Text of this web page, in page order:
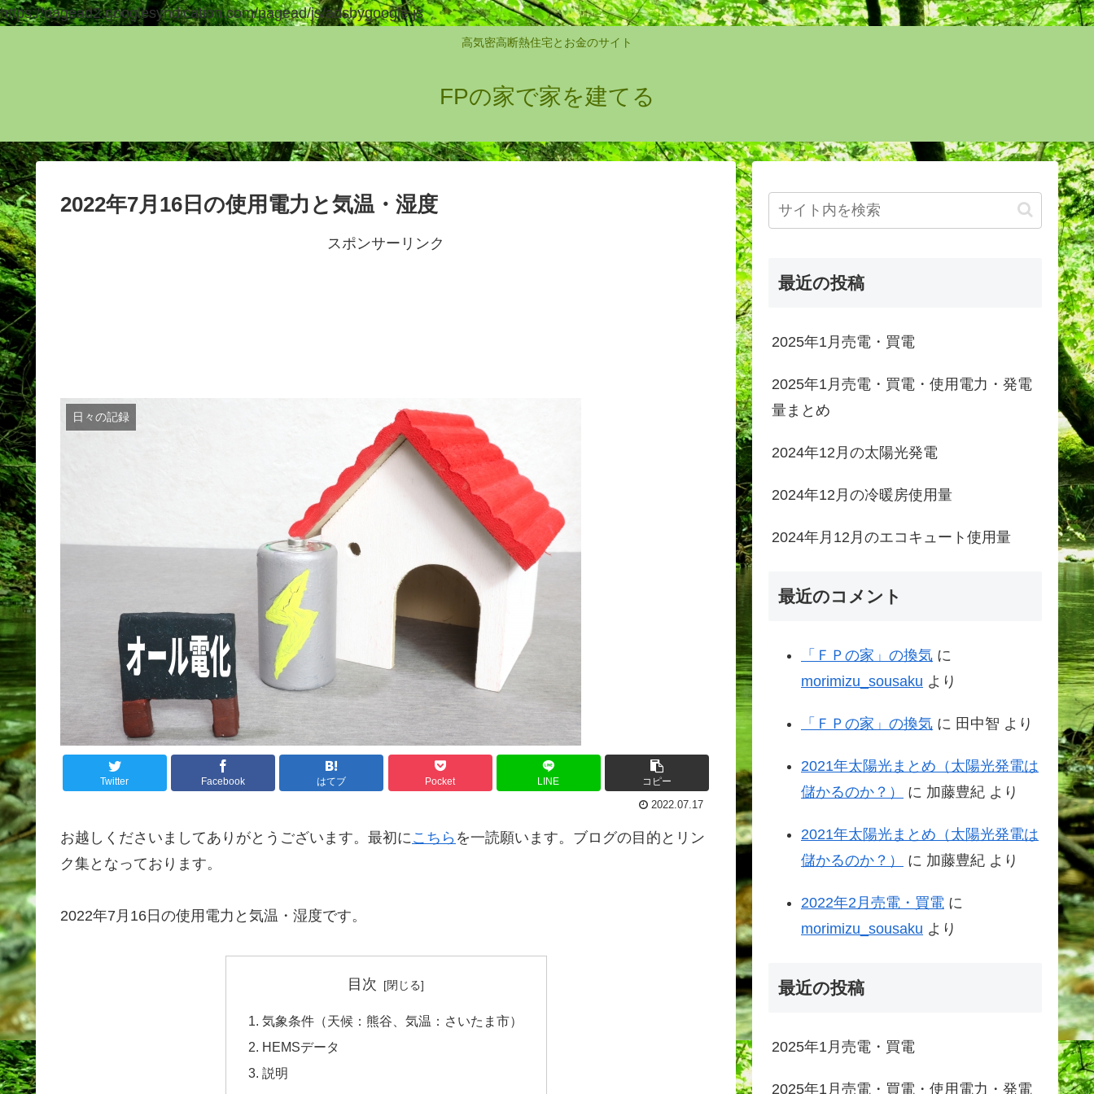
https://pagead2.googlesyndication.com/pagead/js/adsbygoogle.js
高気密高断熱住宅とお金のサイト
FPの家で家を建てる
2022年7月16日の使用電力と気温・湿度
スポンサーリンク
日々の記録
Twitter Facebook はてブ Pocket LINE コピー
2022.07.17
お越しくださいましてありがとうございます。最初に こちら を一読願います。ブログの目的とリン
ク集となっております。
2022年7月16日の使用電力と気温・湿度です。
目次
気象条件（天候：熊谷、気温：さいたま市）
HEMSデータ
説明
最近の投稿
2025年1月売電・買電
2025年1月売電・買電・使用電力・発電
量まとめ
2024年12月の太陽光発電
2024年12月の冷暖房使用量
2024年月12月のエコキュート使用量
最近のコメント
「ＦＰの家」の換気 に
morimizu_sousaku より
「ＦＰの家」の換気 に 田中智 より
2021年太陽光まとめ（太陽光発電は
儲かるのか？）
に 加藤豊紀 より
2021年太陽光まとめ（太陽光発電は
儲かるのか？）
に 加藤豊紀 より
2022年2月売電・買電 に
morimizu_sousaku より
最近の投稿
2025年1月売電・買電
2025年1月売電・買電・使用電力・発電